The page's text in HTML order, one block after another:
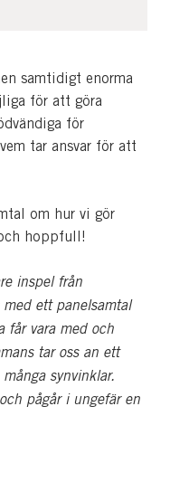
samtidigt enorma
för att göra
för
tar ansvar för att
om hur vi gör
hoppfull!
inspel från
ett panelsamtal
får vara med och
tar oss an ett
synvinklar.
pågår i ungefär en